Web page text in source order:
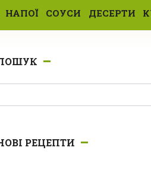
НАПОЇ СОУСИ ДЕСЕРТИ
РЕЦЕПТИ